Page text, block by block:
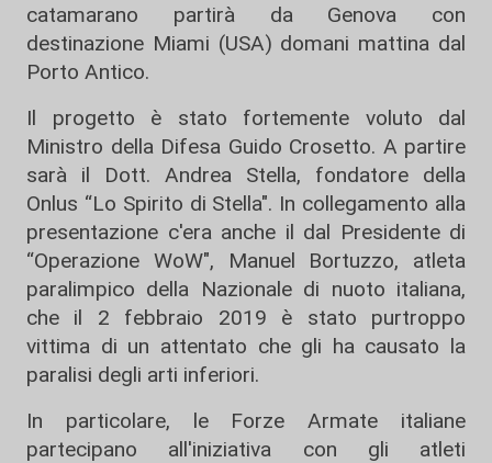
catamarano partirà da Genova con
destinazione Miami (USA) domani mattina dal
Porto Antico.
Il progetto è stato fortemente voluto dal
Ministro della Difesa Guido Crosetto. A partire
sarà il Dott. Andrea Stella, fondatore della
Onlus “Lo Spirito di Stella". In collegamento alla
presentazione c'era anche il dal Presidente di
“Operazione WoW", Manuel Bortuzzo, atleta
paralimpico della Nazionale di nuoto italiana,
che il 2 febbraio 2019 è stato purtroppo
vittima di un attentato che gli ha causato la
paralisi degli arti inferiori.
In particolare, le Forze Armate italiane
partecipano all'iniziativa con gli atleti